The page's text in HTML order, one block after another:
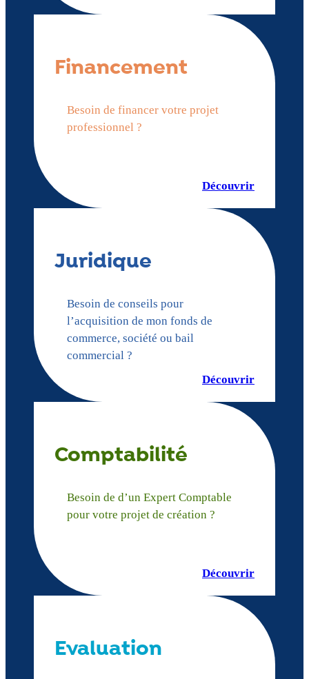
Financement
Besoin de financer votre projet
professionnel ?
Découvrir
Juridique
Besoin de conseils pour
l’acquisition de mon fonds de
commerce, société ou bail
commercial ?
Découvrir
Comptabilité
Besoin de d’un Expert Comptable
pour votre projet de création ?
Découvrir
Evaluation